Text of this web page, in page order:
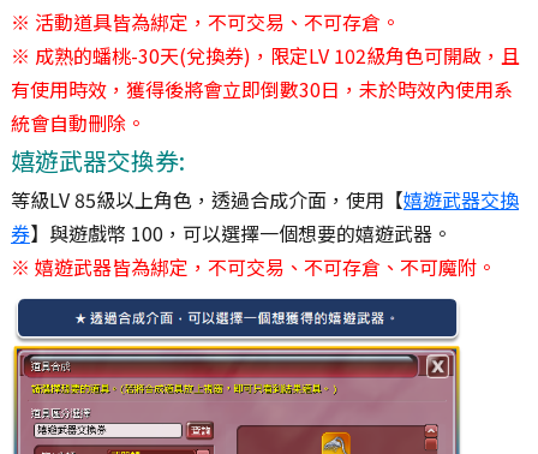
※ 活動道具皆為綁定，不可交易、不可存倉。
※ 成熟的蟠桃-30天(兌換券)，限定LV 102級角色可開啟，且
有使用時效，獲得後將會立即倒數30日，未於時效內使用系
統會自動刪除。
嬉遊武器交換券:
等級LV 85級以上角色，透過合成介面，使用【嬉遊武器交換
券】與遊戲幣 100，可以選擇一個想要的嬉遊武器。
※ 嬉遊武器皆為綁定，不可交易、不可存倉、不可魔附。